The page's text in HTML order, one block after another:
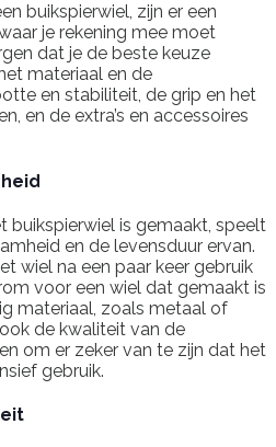
buikspierwiel, zijn er een
je rekening mee moet
dat je de beste keuze
materiaal en de
en stabiliteit, de grip en het
en de extra’s en accessoires
buikspierwiel is gemaakt, speelt
en de levensduur ervan.
wiel na een paar keer gebruik
voor een wiel dat gemaakt is
materiaal, zoals metaal of
de kwaliteit van de
om er zeker van te zijn dat het
gebruik.